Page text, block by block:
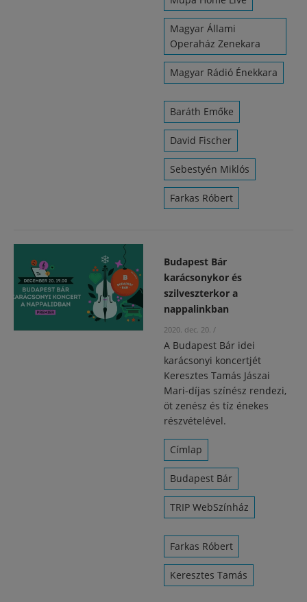
Magyar Állami
Operaház Zenekara
Magyar Rádió Énekkara
Baráth Emőke
David Fischer
Sebestyén Miklós
Farkas Róbert
Budapest Bár
karácsonykor és
szilveszterkor a
nappalinkban
2020. dec. 20. /
A Budapest Bár idei
karácsonyi koncertjét
Keresztes Tamás Jászai
Mari-díjas színész rendezi,
öt zenész és tíz énekes
részvételével.
Címlap
Budapest Bár
TRIP WebSzínház
Farkas Róbert
Keresztes Tamás